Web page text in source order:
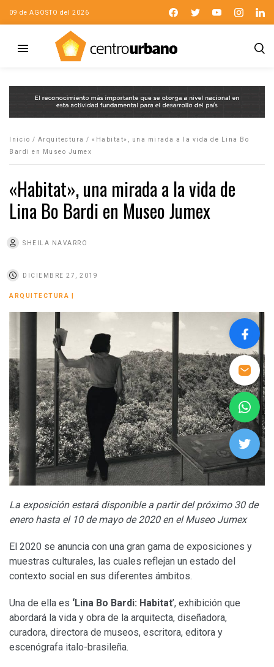
09 de AGOSTO del 2026
Inicio / Arquitectura / «Habitat», una mirada a la vida de Lina Bo
Bardi en Museo Jumex
«Habitat», una mirada a la vida de
Lina Bo Bardi en Museo Jumex
SHEILA NAVARRO
DICIEMBRE 27, 2019
ARQUITECTURA
La exposición estará disponible a partir del próximo 30 de
enero hasta el 10 de mayo de 2020 en el Museo Jumex
El 2020 se anuncia con una gran gama de exposiciones y
muestras culturales, las cuales reflejan un estado del
contexto social en sus diferentes ámbitos.
Una de ella es ‘Lina Bo Bardi: Habitat’, exhibición que
abordará la vida y obra de la arquitecta, diseñadora,
curadora, directora de museos, escritora, editora y
escenógrafa italo-brasileña.